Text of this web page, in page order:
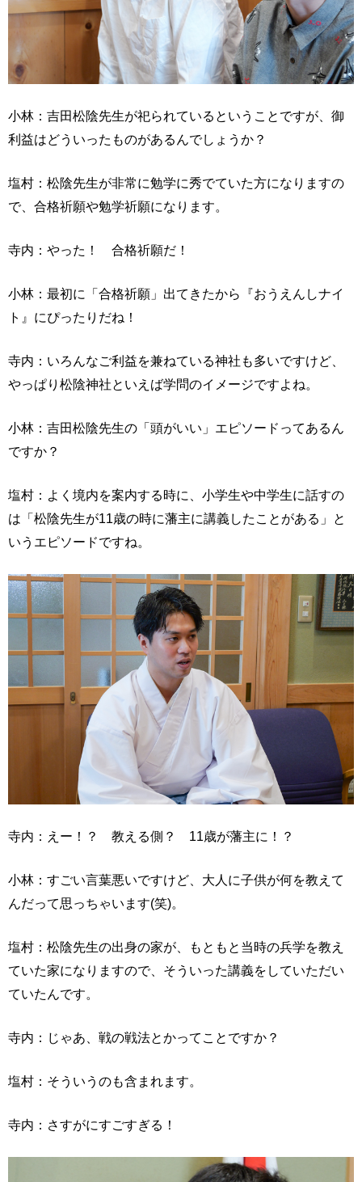
小林：吉田松陰先生が祀られているということですが、御
利益はどういったものがあるんでしょうか？
塩村：松陰先生が非常に勉学に秀でていた方になりますの
で、合格祈願や勉学祈願になります。
寺内：やった！ 合格祈願だ！
小林：最初に「合格祈願」出てきたから『おうえんしナイ
ト』にぴったりだね！
寺内：いろんなご利益を兼ねている神社も多いですけど、
やっぱり松陰神社といえば学問のイメージですよね。
小林：吉田松陰先生の「頭がいい」エピソードってあるん
ですか？
塩村：よく境内を案内する時に、小学生や中学生に話すの
は「松陰先生が11歳の時に藩主に講義したことがある」と
いうエピソードですね。
寺内：えー！？ 教える側？ 11歳が藩主に！？
小林：すごい言葉悪いですけど、大人に子供が何を教えて
んだって思っちゃいます(笑)。
塩村：松陰先生の出身の家が、もともと当時の兵学を教え
ていた家になりますので、そういった講義をしていただい
ていたんです。
寺内：じゃあ、戦の戦法とかってことですか？
塩村：そういうのも含まれます。
寺内：さすがにすごすぎる！